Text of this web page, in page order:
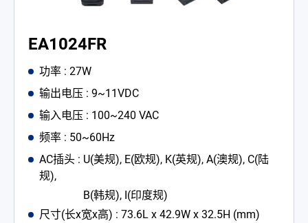
EA1024FR
功率 : 27W
输出电压 : 9~11VDC
输入电压 : 100~240 VAC
频率 : 50~60Hz
AC插头 : U(美规), E(欧规), K(英规), A(澳规), C(陆
规),
B(韩规), I(印度规)
尺寸(长x宽x高) : 73.6L x 42.9W x 32.5H (mm)